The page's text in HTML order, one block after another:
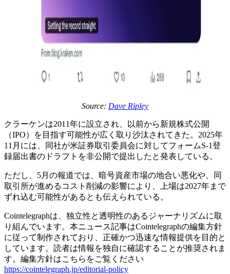
Source: Dave Ripley
クラーケンは2011年に設立され、以前から新規株式公開
（IPO）を目指す可能性が広く取り沙汰されてきた。2025年
11月には、同社が米証券取引委員会に対してフォームS-1登
録届出書のドラフトを非公開で提出したと発表している。
ただし、5月の報道では、暗号資産市場の地合い悪化や、同
取引所が進めるコスト削減の影響により、上場は2027年まで
ずれ込む可能性があるとも伝えられている。
Cointelegraphは、独立性と透明性のあるジャーナリズムに取
り組んでいます。本ニュース記事はCointelegraphの編集方針
に従って制作されており、正確かつ迅速な情報提供を目的と
しています。読者は情報を独自に確認することが推奨されま
す。編集方針はこちらをご覧ください
https://cointelegraph.jp/editorial-policy